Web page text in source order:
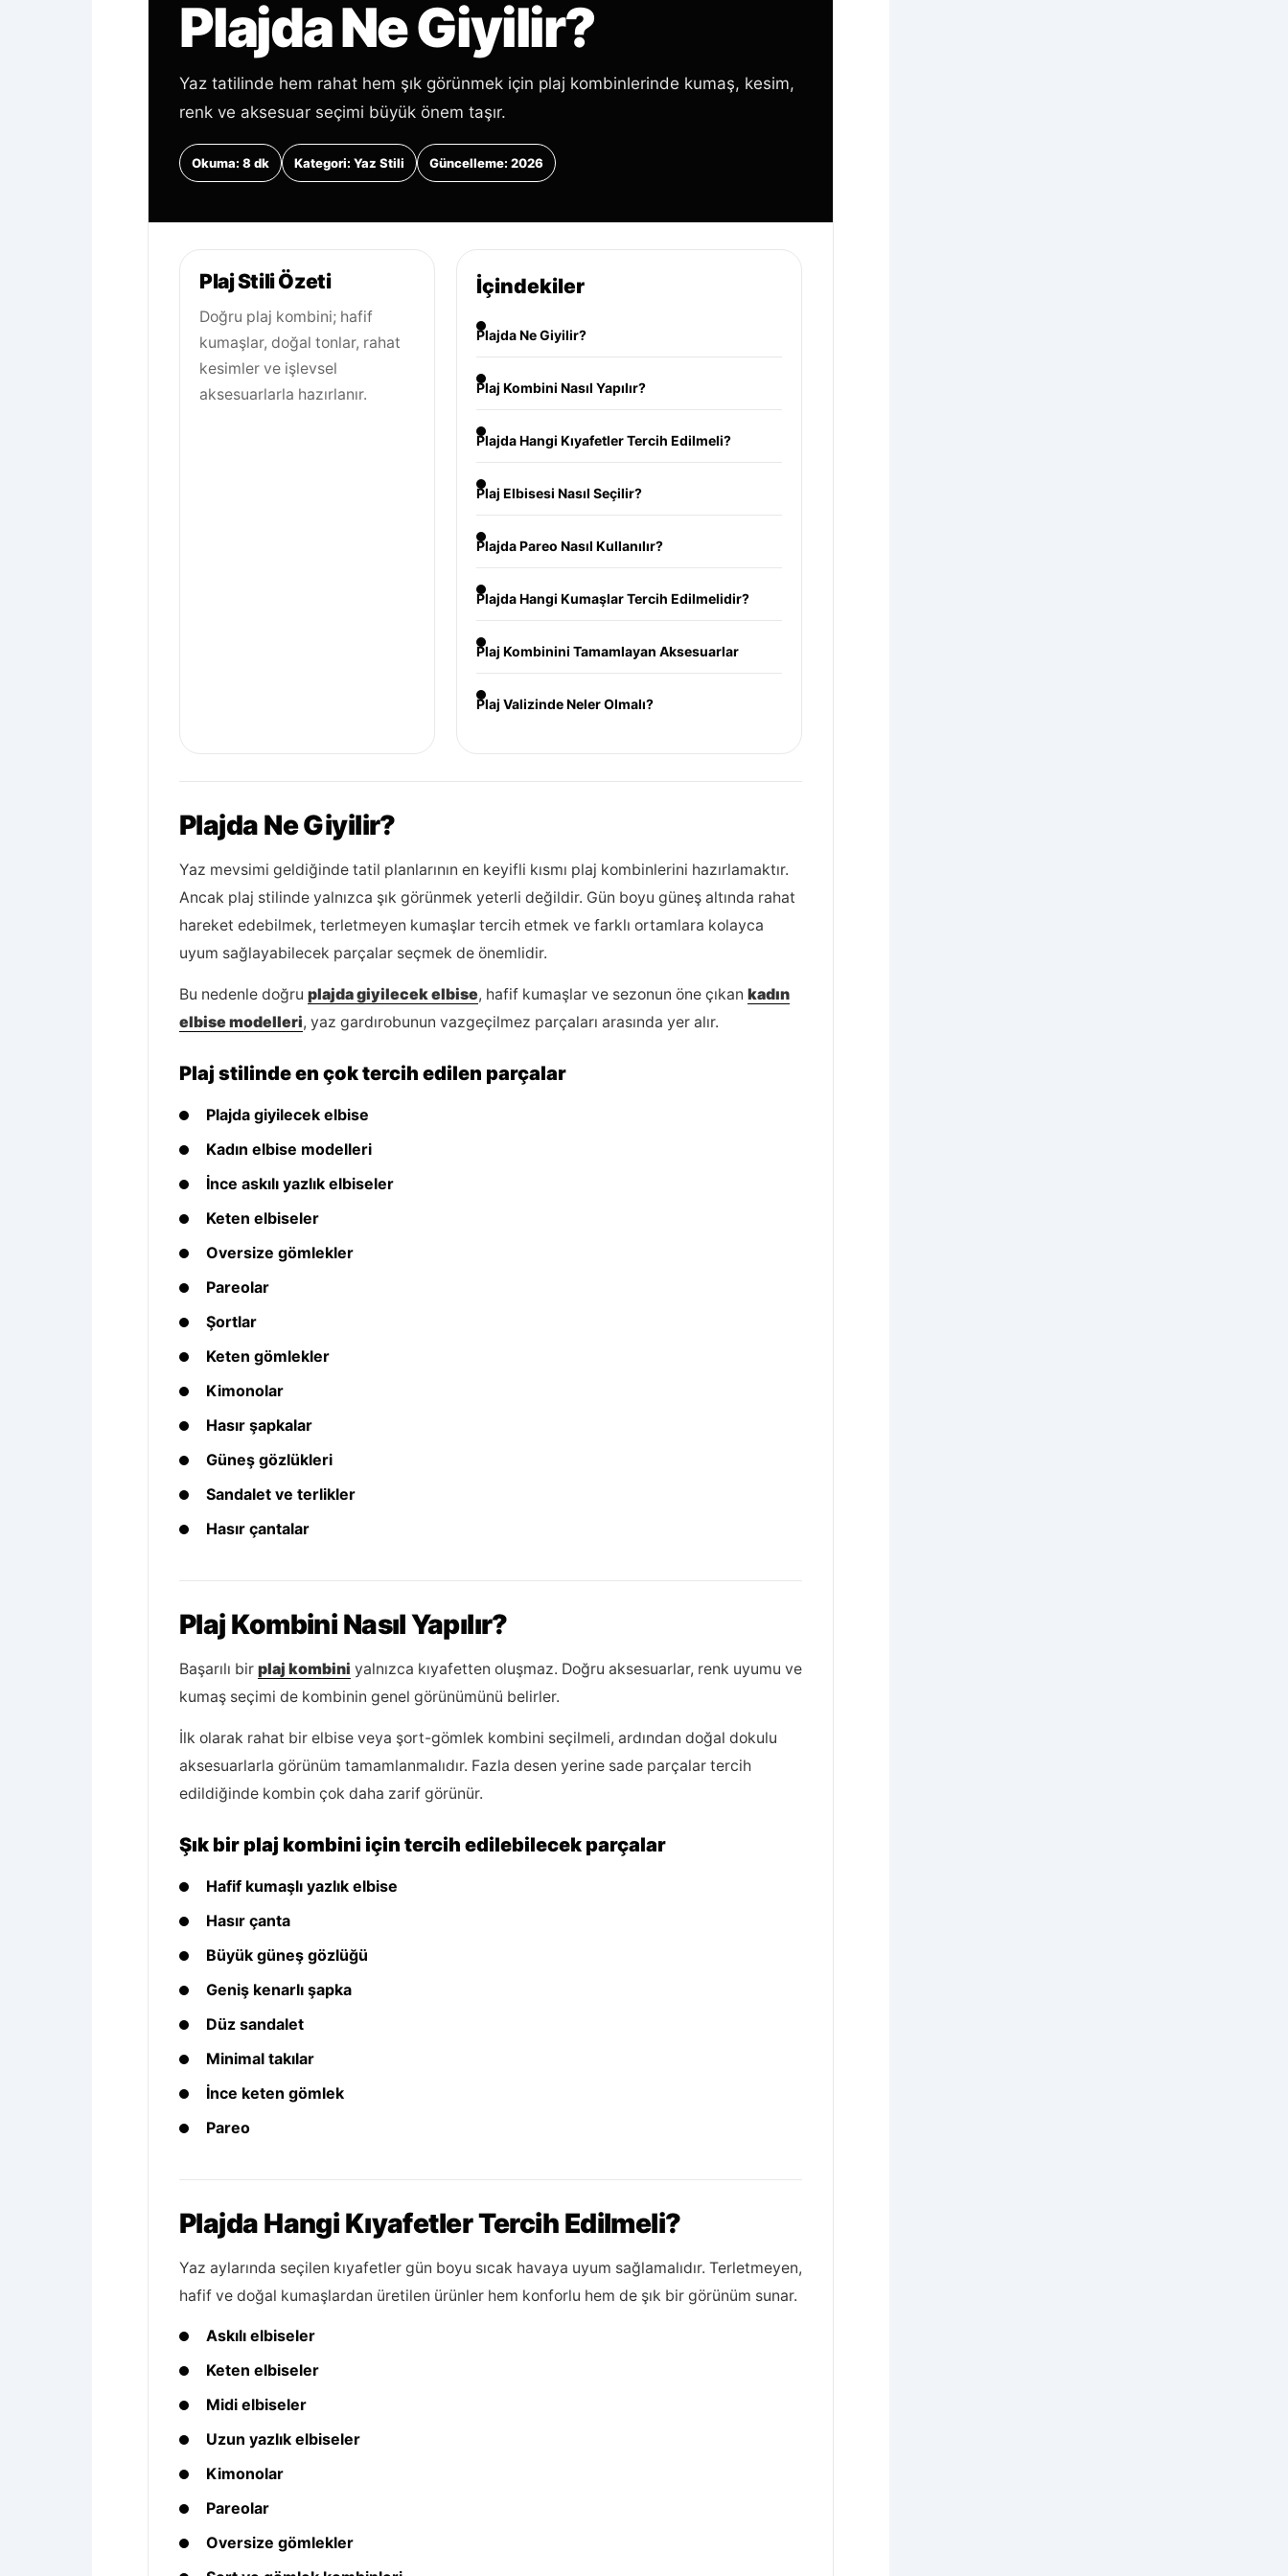
Plajda Ne Giyilir?
Yaz tatilinde hem rahat hem şık görünmek için plaj kombinlerinde kumaş, kesim,
renk ve aksesuar seçimi büyük önem taşır.
Okuma: 8 dk Kategori: Yaz Stili Güncelleme: 2026
Plaj Stili Özeti
Doğru plaj kombini; hafif
kumaşlar, doğal tonlar, rahat
kesimler ve işlevsel
aksesuarlarla hazırlanır.
İçindekiler
Plajda Ne Giyilir?
Plaj Kombini Nasıl Yapılır?
Plajda Hangi Kıyafetler Tercih Edilmeli?
Plaj Elbisesi Nasıl Seçilir?
Plajda Pareo Nasıl Kullanılır?
Plajda Hangi Kumaşlar Tercih Edilmelidir?
Plaj Kombinini Tamamlayan Aksesuarlar
Plaj Valizinde Neler Olmalı?
Plajda Ne Giyilir?
Yaz mevsimi geldiğinde tatil planlarının en keyifli kısmı plaj kombinlerini hazırlamaktır.
Ancak plaj stilinde yalnızca şık görünmek yeterli değildir. Gün boyu güneş altında rahat
hareket edebilmek, terletmeyen kumaşlar tercih etmek ve farklı ortamlara kolayca
uyum sağlayabilecek parçalar seçmek de önemlidir.
Bu nedenle doğru plajda giyilecek elbise, hafif kumaşlar ve sezonun öne çıkan kadın
elbise modelleri, yaz gardırobunun vazgeçilmez parçaları arasında yer alır.
Plaj stilinde en çok tercih edilen parçalar
Plajda giyilecek elbise
Kadın elbise modelleri
İnce askılı yazlık elbiseler
Keten elbiseler
Oversize gömlekler
Pareolar
Şortlar
Keten gömlekler
Kimonolar
Hasır şapkalar
Güneş gözlükleri
Sandalet ve terlikler
Hasır çantalar
Plaj Kombini Nasıl Yapılır?
Başarılı bir plaj kombini yalnızca kıyafetten oluşmaz. Doğru aksesuarlar, renk uyumu ve
kumaş seçimi de kombinin genel görünümünü belirler.
İlk olarak rahat bir elbise veya şort-gömlek kombini seçilmeli, ardından doğal dokulu
aksesuarlarla görünüm tamamlanmalıdır. Fazla desen yerine sade parçalar tercih
edildiğinde kombin çok daha zarif görünür.
Şık bir plaj kombini için tercih edilebilecek parçalar
Hafif kumaşlı yazlık elbise
Hasır çanta
Büyük güneş gözlüğü
Geniş kenarlı şapka
Düz sandalet
Minimal takılar
İnce keten gömlek
Pareo
Plajda Hangi Kıyafetler Tercih Edilmeli?
Yaz aylarında seçilen kıyafetler gün boyu sıcak havaya uyum sağlamalıdır. Terletmeyen,
hafif ve doğal kumaşlardan üretilen ürünler hem konforlu hem de şık bir görünüm sunar.
Askılı elbiseler
Keten elbiseler
Midi elbiseler
Uzun yazlık elbiseler
Kimonolar
Pareolar
Oversize gömlekler